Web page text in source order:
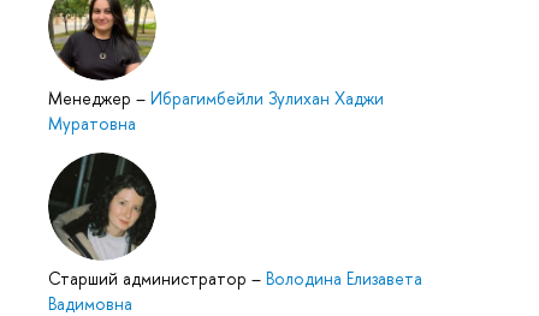
Менеджер – Ибрагимбейли Зулихан Хаджи
Муратовна
Старший администратор – Володина Елизавета
Вадимовна